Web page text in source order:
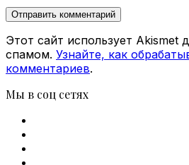
Этот сайт использует Akismet
спамом. Узнайте, как
комментариев.
Мы в соц сетях